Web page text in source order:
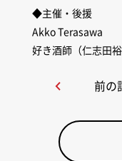
◆主催・後援
Akko Terasawa
好き酒師（仁志田裕
前の